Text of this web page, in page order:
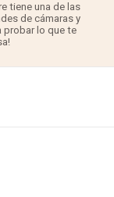
tiene una de las
de cámaras y
probar lo que te